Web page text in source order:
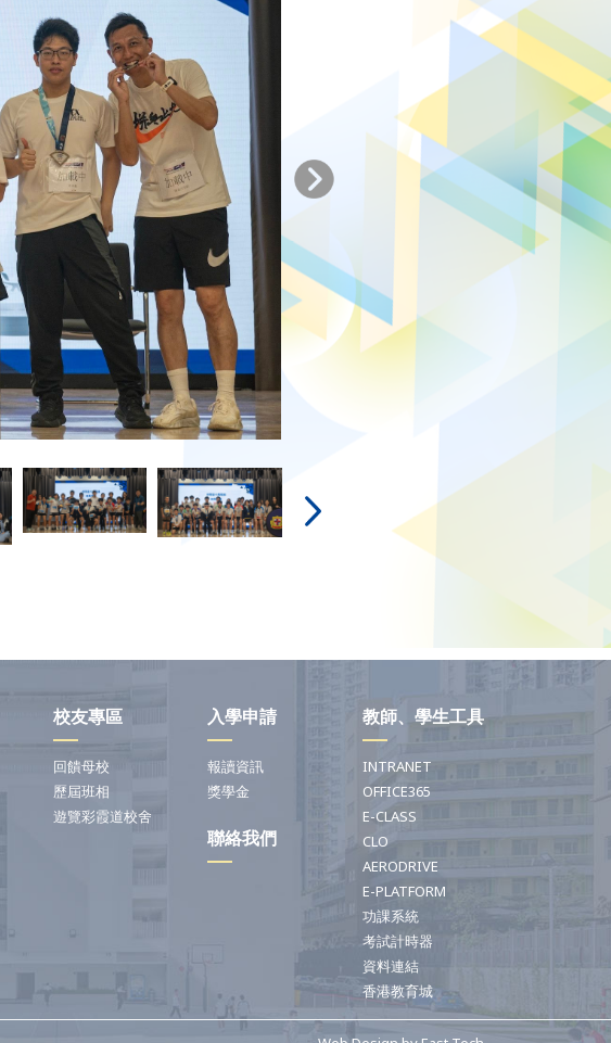
校友專區
回饋母校
歷屆班相
遊覽彩霞道校舍
入學申請
報讀資訊
獎學金
聯絡我們
教師、學生工具
INTRANET
OFFICE365
E-CLASS
CLO
AERODRIVE
E-PLATFORM
功課系統
考試計時器
資料連結
香港教育城